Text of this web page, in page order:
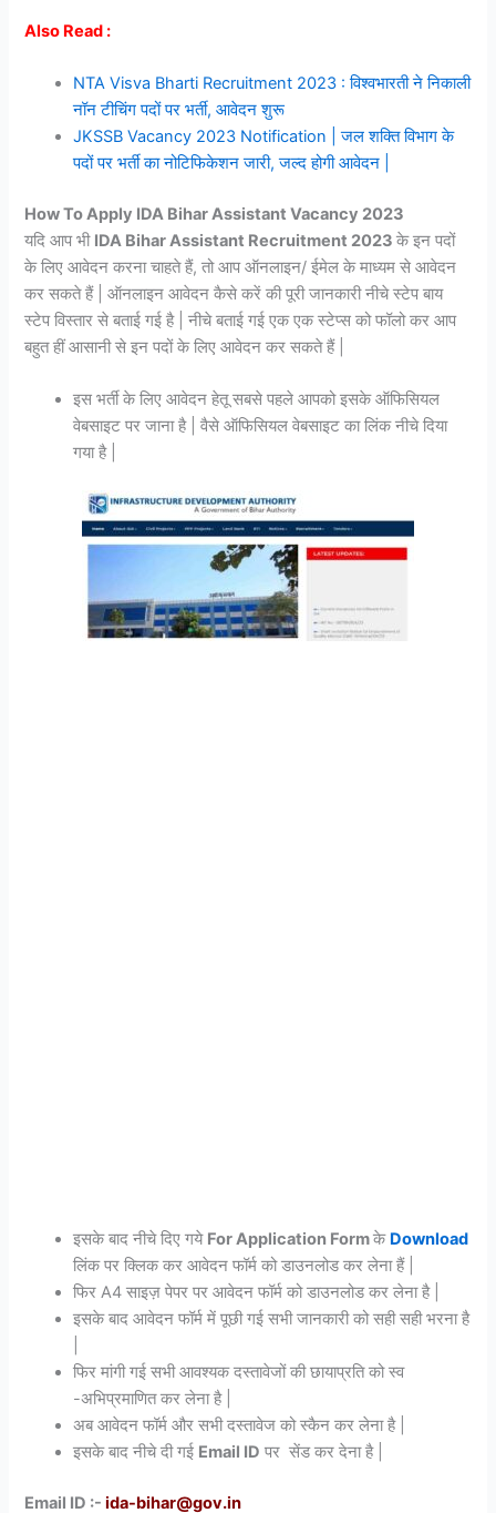
Also Read :
NTA Visva Bharti Recruitment 2023 : विश्वभारती ने निकाली
नॉन टीचिंग पदों पर भर्ती, आवेदन शुरू
JKSSB Vacancy 2023 Notification | जल शक्ति विभाग के
पदों पर भर्ती का नोटिफिकेशन जारी, जल्द होगी आवेदन |
How To Apply IDA Bihar Assistant Vacancy 2023
यदि आप भी IDA Bihar Assistant Recruitment 2023के इन पदों
के लिए आवेदन करना चाहते हैं, तो आप ऑनलाइन/ ईमेल के माध्यम से आवेदन
कर सकते हैं | ऑनलाइन आवेदन कैसे करें की पूरी जानकारी नीचे स्टेप बाय
स्टेप विस्तार से बताई गई है | नीचे बताई गई एक एक स्टेप्स को फॉलो कर आप
बहुत हीं आसानी से इन पदों के लिए आवेदन कर सकते हैं |
इस भर्ती के लिए आवेदन हेतू सबसे पहले आपको इसके ऑफिसियल
वेबसाइट पर जाना है | वैसे ऑफिसियल वेबसाइट का लिंक नीचे दिया
गया है |
इसके बाद नीचे दिए गये For Application Formके Download
लिंक पर क्लिक कर आवेदन फॉर्म को डाउनलोड कर लेना हैं |
फिर A4 साइज़ पेपर पर आवेदन फॉर्म को डाउनलोड कर लेना है |
इसके बाद आवेदन फॉर्म में पूछी गई सभी जानकारी को सही सही भरना है
फिर मांगी गई सभी आवश्यक दस्तावेजों की छायाप्रति को स्व
-अभिप्रमाणित कर लेना है |
अब आवेदन फॉर्म और सभी दस्तावेज को स्कैन कर लेना है |
इसके बाद नीचे दी गई Email ID पर सेंड कर देना है |
Email ID :- ida-bihar@gov.in